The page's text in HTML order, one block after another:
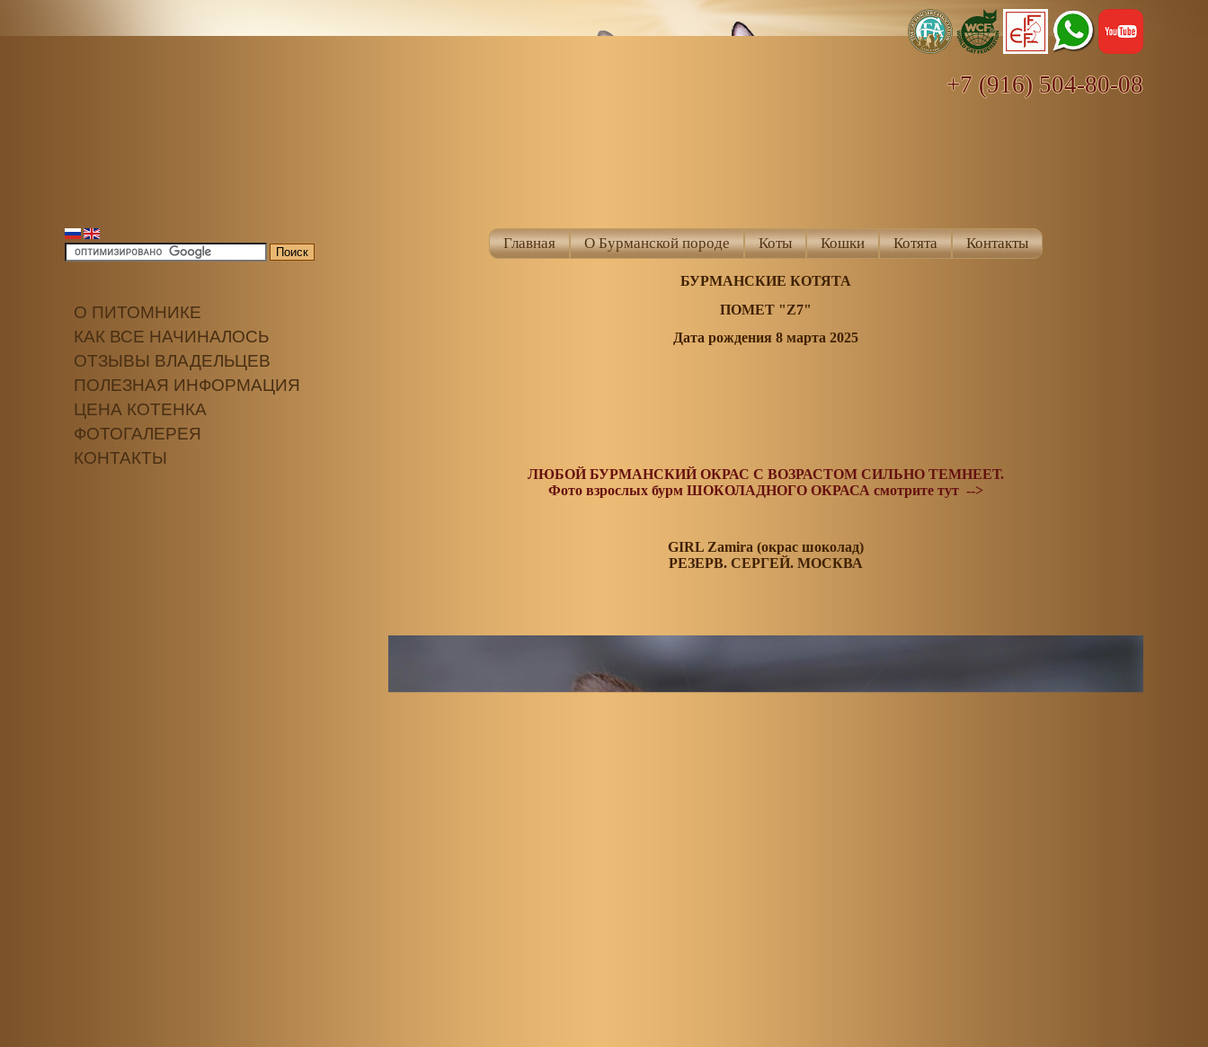
+7 (916) 504-80-08
Главная О Бурманской породе Коты Кошки Котята Контакты
О ПИТОМНИКЕ
КАК ВСЕ НАЧИНАЛОСЬ
ОТЗЫВЫ ВЛАДЕЛЬЦЕВ
ПОЛЕЗНАЯ ИНФОРМАЦИЯ
ЦЕНА КОТЕНКА
ФОТОГАЛЕРЕЯ
КОНТАКТЫ
БУРМАНСКИЕ КОТЯТА
ПОМЕТ "Z7"
Дата рождения 8 марта 2025
ЛЮБОЙ БУРМАНСКИЙ ОКРАС С ВОЗРАСТОМ СИЛЬНО ТЕМНЕЕТ.
Фото взрослых бурм ШОКОЛАДНОГО ОКРАСА смотрите тут -->
GIRL Zamira (окрас шоколад)
РЕЗЕРВ. СЕРГЕЙ. МОСКВА